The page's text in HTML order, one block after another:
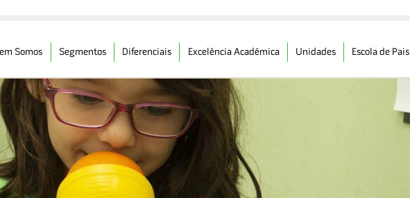
Somos Segmentos Diferenciais Excelência Acadêmica Unidades Escola de Pais